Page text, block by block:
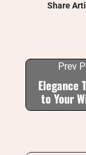
Share
Prev
Elegance
to Your